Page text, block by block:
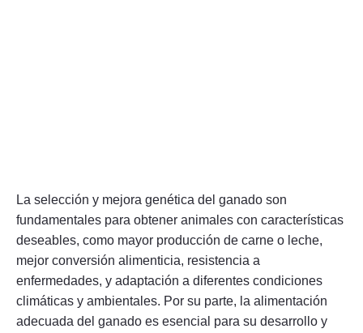
La selección y mejora genética del ganado son
fundamentales para obtener animales con características
deseables, como mayor producción de carne o leche,
mejor conversión alimenticia, resistencia a
enfermedades, y adaptación a diferentes condiciones
climáticas y ambientales. Por su parte, la alimentación
adecuada del ganado es esencial para su desarrollo y